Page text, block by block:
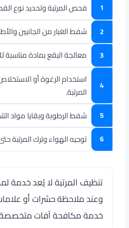
فحص المرتبة وتحديد نوع
شفط الغبار من الجانبين
معالجة البقع بمادة مناسبة
استخدام الرغوة أو
المرتبة.
شفط الرطوبة وبقايا مواد
توجيه الهواء وترك المرتبة
تنظيف المرتبة لا يُعد خدمة
وعند ملاحظة حشرات أو
خدمة مكافحة آفات